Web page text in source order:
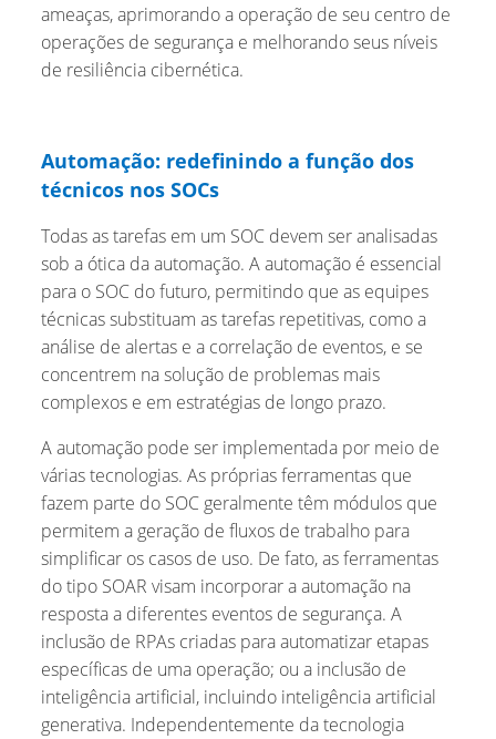
ameaças, aprimorando a operação de seu centro de
operações de segurança e melhorando seus níveis
de resiliência cibernética.
Automação: redefinindo a função dos
técnicos nos SOCs
Todas as tarefas em um SOC devem ser analisadas
sob a ótica da automação. A automação é essencial
para o SOC do futuro, permitindo que as equipes
técnicas substituam as tarefas repetitivas, como a
análise de alertas e a correlação de eventos, e se
concentrem na solução de problemas mais
complexos e em estratégias de longo prazo.
A automação pode ser implementada por meio de
várias tecnologias. As próprias ferramentas que
fazem parte do SOC geralmente têm módulos que
permitem a geração de fluxos de trabalho para
simplificar os casos de uso. De fato, as ferramentas
do tipo SOAR visam incorporar a automação na
resposta a diferentes eventos de segurança. A
inclusão de RPAs criadas para automatizar etapas
específicas de uma operação; ou a inclusão de
inteligência artificial, incluindo inteligência artificial
generativa. Independentemente da tecnologia